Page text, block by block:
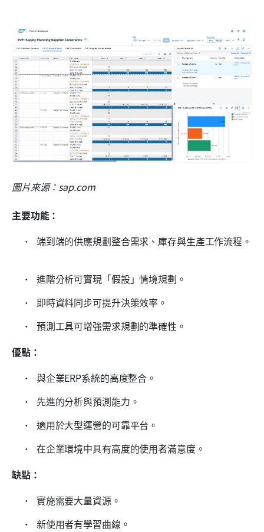
圖片來源：sap.com
主要功能：
進階分析可實現「假設」情境規劃。
即時資料同步可提升決策效率。
預測工具可增強需求規劃的準確性。
優點：
與企業ERP系統的高度整合。
先進的分析與預測能力。
適用於大型運營的可靠平台。
在企業環境中具有高度的使用者滿意度。
缺點：
實施需要大量資源。
新使用者有學習曲線。